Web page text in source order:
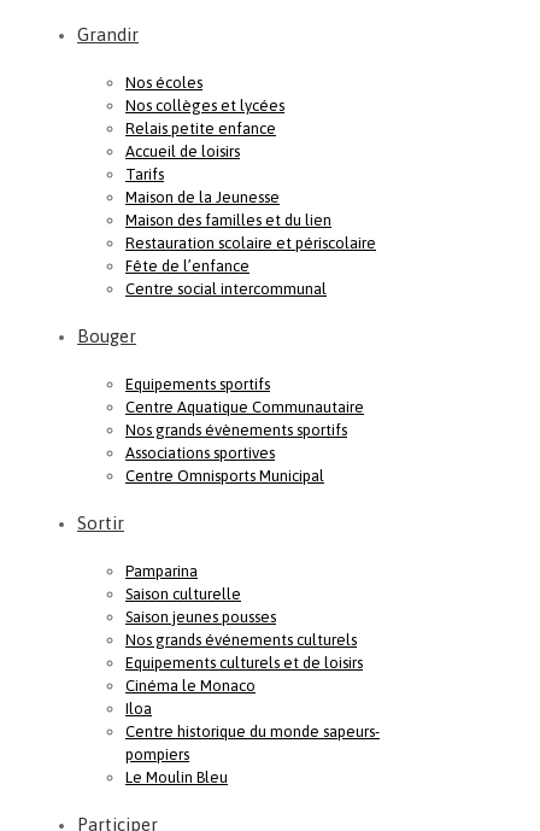
Grandir
Nos écoles
Nos collèges et lycées
Relais petite enfance
Accueil de loisirs
Tarifs
Maison de la Jeunesse
Maison des familles et du lien
Restauration scolaire et périscolaire
Fête de l’enfance
Centre social intercommunal
Bouger
Equipements sportifs
Centre Aquatique Communautaire
Nos grands évènements sportifs
Associations sportives
Centre Omnisports Municipal
Sortir
Pamparina
Saison culturelle
Saison jeunes pousses
Nos grands événements culturels
Equipements culturels et de loisirs
Cinéma le Monaco
Iloa
Centre historique du monde sapeurs-
pompiers
Le Moulin Bleu
Participer